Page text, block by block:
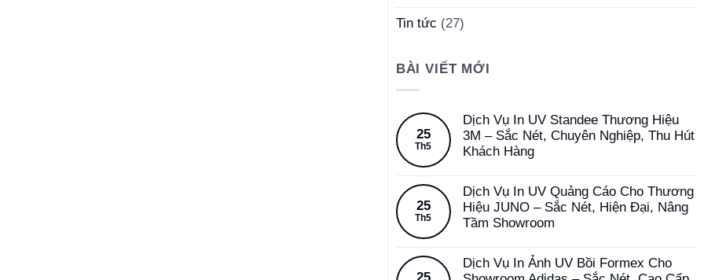
Tin tức (27)
BÀI VIẾT MỚI
25
Th5
Dịch Vụ In UV Standee Thương Hiệu
3M – Sắc Nét, Chuyên Nghiệp, Thu Hút
Khách Hàng
25
Th5
Dịch Vụ In UV Quảng Cáo Cho Thương
Hiệu JUNO – Sắc Nét, Hiện Đại, Nâng
Tầm Showroom
25
Dịch Vụ In Ảnh UV Bồi Formex Cho